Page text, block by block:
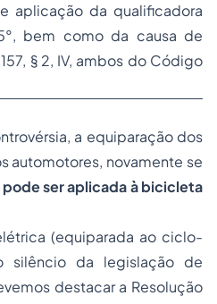
aplicação da qualificadora
bem como da causa de
§ 2, IV, ambos do Código
a equiparação dos
automotores, novamente se
ser aplicada à bicicleta
(equiparada ao ciclo-
silêncio da legislação de
destacar a Resolução